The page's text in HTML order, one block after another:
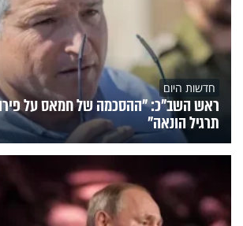
חדשות היום
ראש השב"כ: "ההסכמה של חמאס על
תרגיל הונאה"